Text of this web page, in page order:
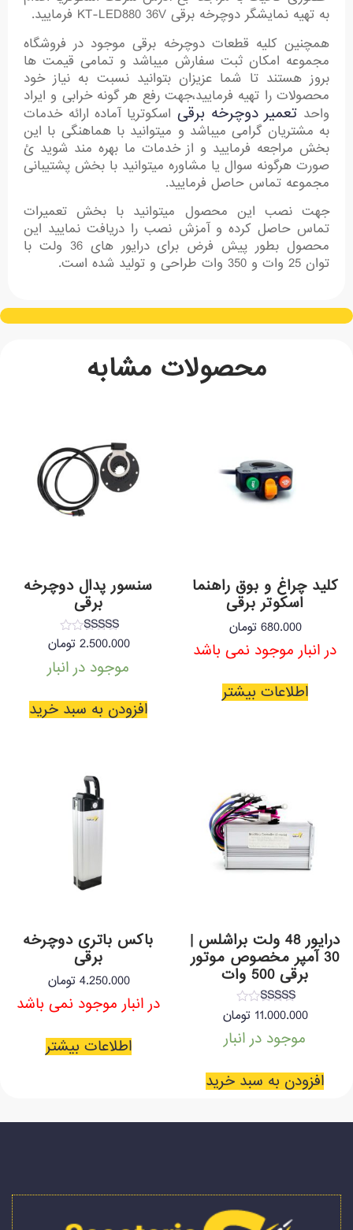
به تهیه نمایشگر دوچرخه برقی KT-LED880 36V فرمایید.
همچنین کلیه قطعات دوچرخه برقی موجود در فروشگاه
مجموعه امکان ثبت سفارش میباشد و تمامی قیمت ها
بروز هستند تا شما عزیزان بتوانید نسبت به نیاز خود
محصولات را تهیه فرمایید،جهت رفع هر گونه خرابی و ایراد
واحد تعمیر دوچرخه برقی اسکوتریا آماده ارائه خدمات
به مشتریان گرامی میباشد و میتوانید با هماهنگی با این
بخش مراجعه فرمایید و از خدمات ما بهره مند شوید ئ
صورت هرگونه سوال یا مشاوره میتوانید با بخش پشتیبانی
مجموعه تماس حاصل فرمایید.
جهت نصب این محصول میتوانید با بخش تعمیرات
تماس حاصل کرده و آمزش نصب را دریافت نمایید این
محصول بطور پیش فرض برای درایور های 36 ولت با
توان 25 وات و 350 وات طراحی و تولید شده است.
محصولات مشابه
کلید چراغ و بوق راهنما
اسکوتر برقی
680.000 تومان
در انبار موجود نمی باشد
اطلاعات بیشتر
سنسور پدال دوچرخه
برقی
نمره
5.00
از 5
2.500.000 تومان
موجود در انبار
افزودن به سبد خرید
درایور 48 ولت براشلس |
30 آمپر مخصوص موتور
برقی 500 وات
نمره
4.14
از 5
11.000.000 تومان
موجود در انبار
افزودن به سبد خرید
باکس باتری دوچرخه
برقی
4.250.000 تومان
در انبار موجود نمی باشد
اطلاعات بیشتر